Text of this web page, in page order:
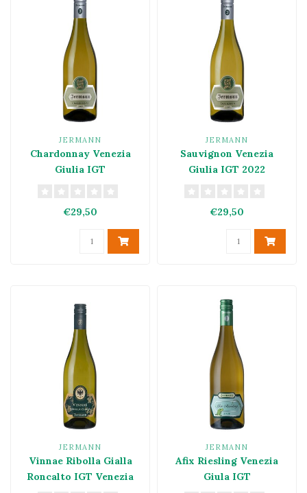
JERMANN
Chardonnay Venezia
Giulia IGT
€29,50
JERMANN
Sauvignon Venezia
Giulia IGT 2022
€29,50
JERMANN
Vinnae Ribolla Gialla
Roncalto IGT Venezia
JERMANN
Afix Riesling Venezia
Giula IGT